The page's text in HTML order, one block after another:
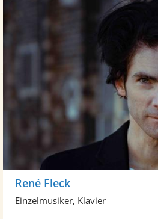
René Fleck
Einzelmusiker, Klavier